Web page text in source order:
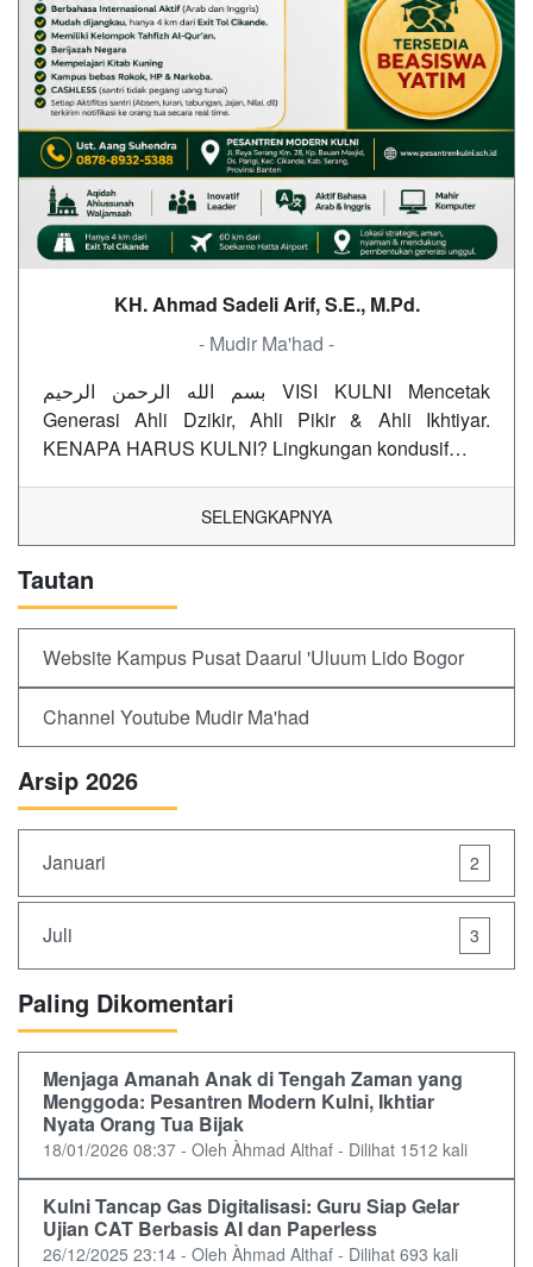
KH. Ahmad Sadeli Arif, S.E., M.Pd.
- Mudir Ma'had -
بسم الله الرحمن الرحيم VISI KULNI Mencetak
Generasi Ahli Dzikir, Ahli Pikir & Ahli Ikhtiyar.
KENAPA HARUS KULNI? Lingkungan kondusif…
SELENGKAPNYA
Tautan
Website Kampus Pusat Daarul 'Uluum Lido Bogor
Channel Youtube Mudir Ma'had
Arsip 2026
Januari 2
Juli 3
Paling Dikomentari
Menjaga Amanah Anak di Tengah Zaman yang
Menggoda: Pesantren Modern Kulni, Ikhtiar
Nyata Orang Tua Bijak
18/01/2026 08:37 - Oleh Àhmad Althaf - Dilihat 1512 kali
Kulni Tancap Gas Digitalisasi: Guru Siap Gelar
Ujian CAT Berbasis AI dan Paperless
26/12/2025 23:14 - Oleh Àhmad Althaf - Dilihat 693 kali